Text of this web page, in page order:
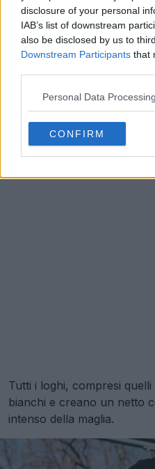
disclosure of your personal
IAB’s list of downstream
also be disclosed by us to
Downstream Participants that
Personal Data
CONFIRM
Tutti i loghi, compresi
bianchi e creano un netto
intenso della maglia.